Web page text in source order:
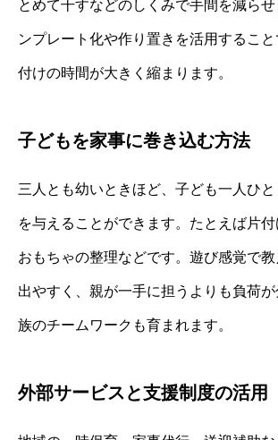
とめて干すなどのしくみで手間を減ら
ンプレート化や作り置きを活用するこ
付けの時間が大きく縮まります。
子どもを家事に巻き込む方法
三人とも幼いときほど、子ども一人ひ
を与えることができます。たとえば片付
おもちゃの整理などです。遊び感覚で
出やすく、親が一手に担うよりも負荷
族のチームワークも育まれます。
外部サービスと支援制度の活用